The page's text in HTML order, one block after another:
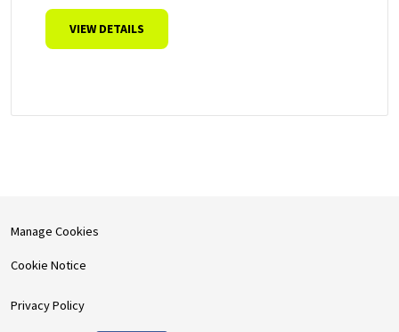
VIEW DETAILS
Manage Cookies
Cookie Notice
Privacy Policy